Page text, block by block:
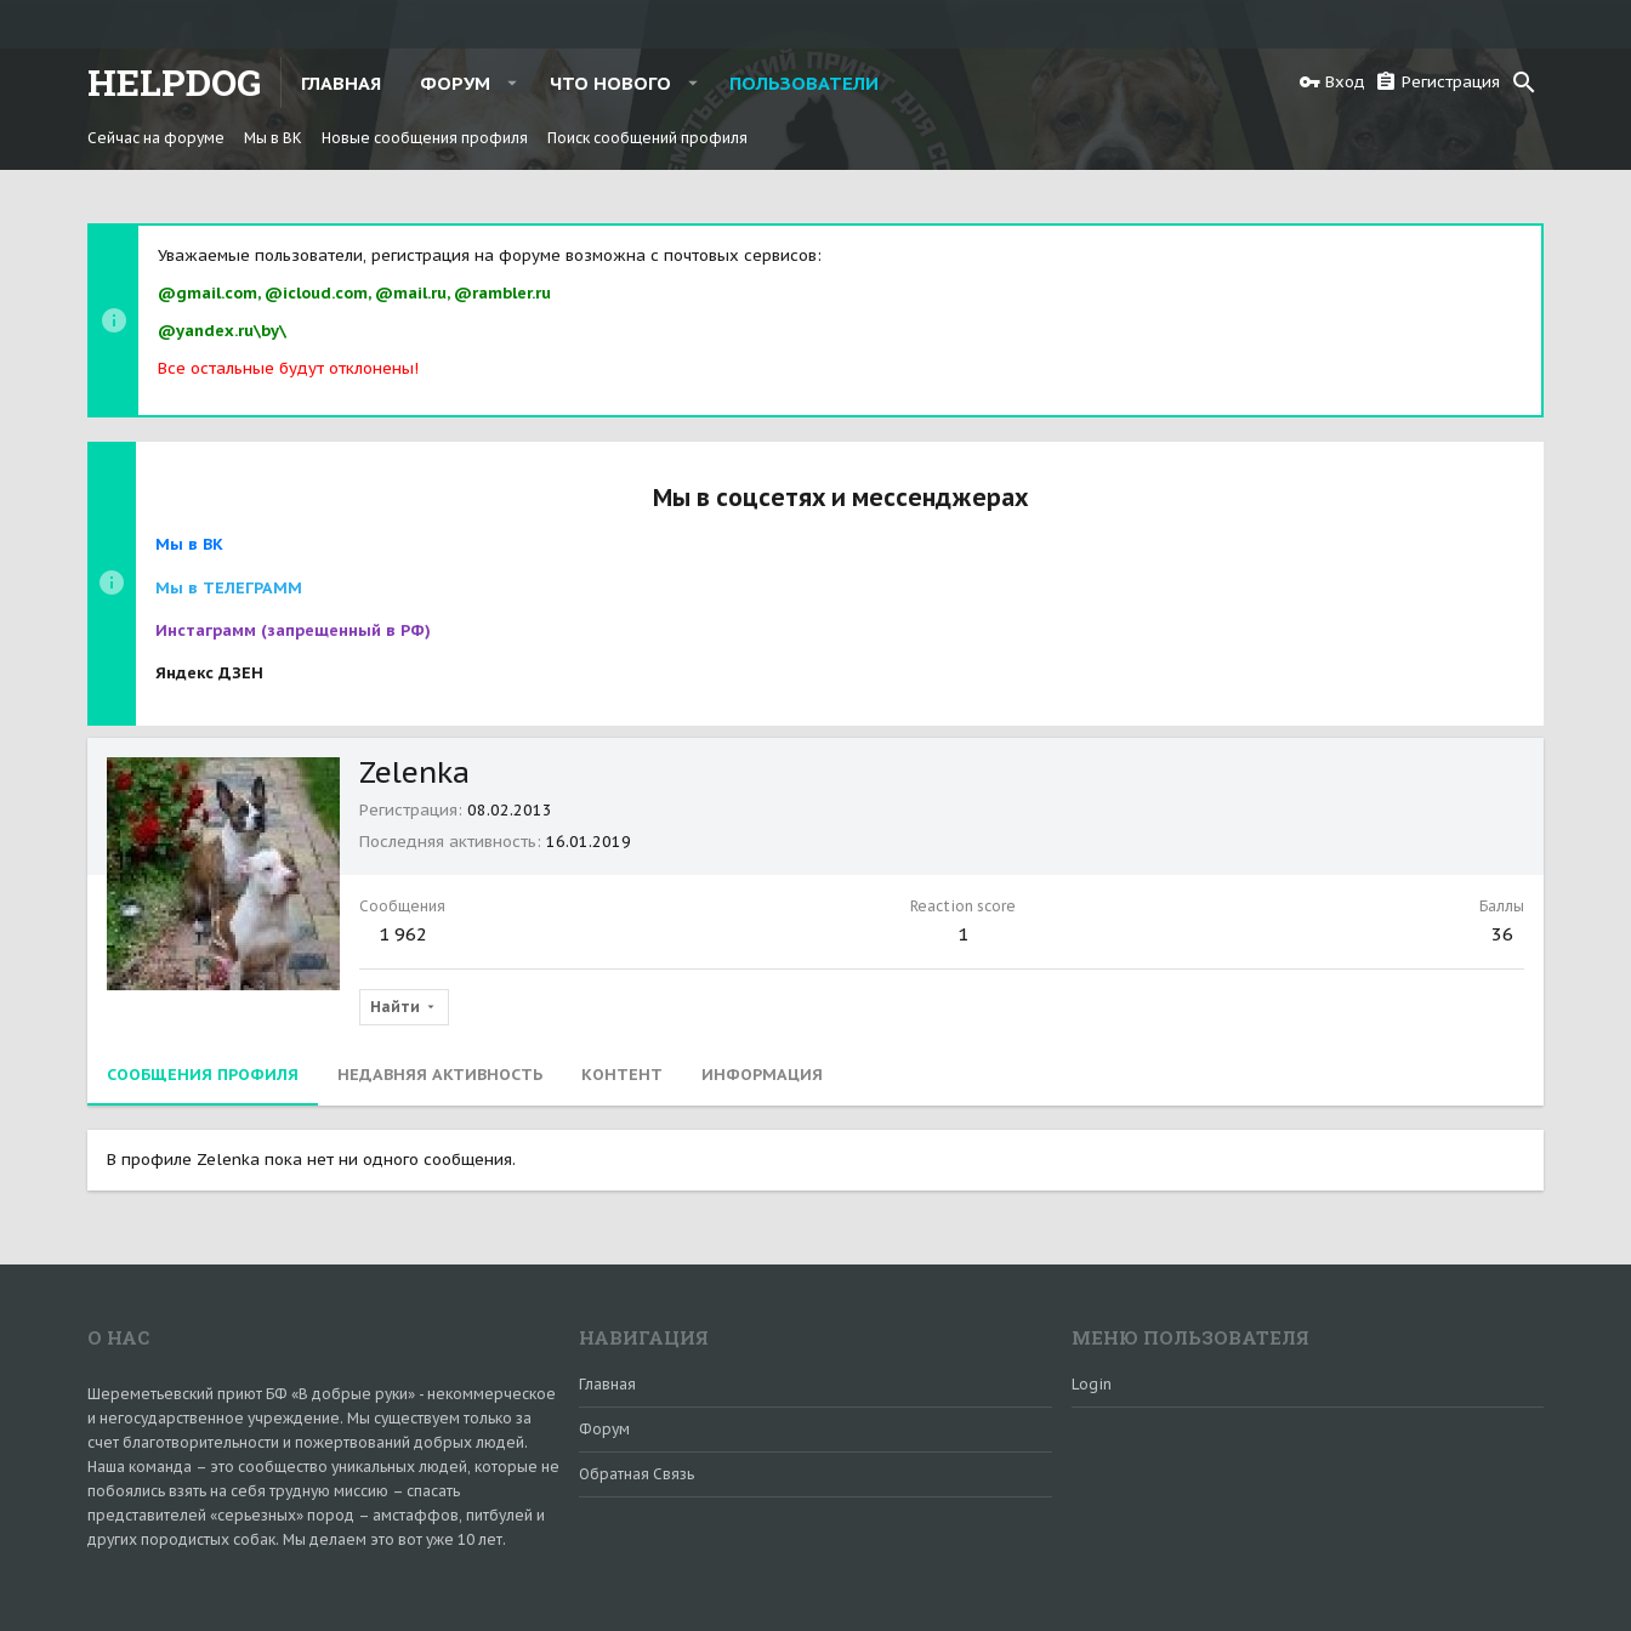
HELPDOG ГЛАВНАЯ ФОРУМ ЧТО НОВОГО ПОЛЬЗОВАТЕЛИ Вход Регистрация
Сейчас на форуме Мы в ВК Новые сообщения профиля Поиск сообщений профиля
Уважаемые пользователи, регистрация на форуме возможна с почтовых сервисов:
@gmail.com, @icloud.com, @mail.ru, @rambler.ru
@yandex.ru\by\
Все остальные будут отклонены!
Мы в соцсетях и мессенджерах
Мы в ВК
Мы в ТЕЛЕГРАММ
Инстаграмм (запрещенный в РФ)
Яндекс ДЗЕН
Zelenka
Регистрация 08.02.2013
Последняя активность 16.01.2019
Сообщения
1 962
Reaction score
1
Баллы
36
Найти
СООБЩЕНИЯ ПРОФИЛЯ НЕДАВНЯЯ АКТИВНОСТЬ КОНТЕНТ ИНФОРМАЦИЯ
В профиле Zelenka пока нет ни одного сообщения.
О НАС
Шереметьевский приют БФ «В добрые руки» - некоммерческое
и негосударственное учреждение. Мы существуем только за
счет благотворительности и пожертвований добрых людей.
Наша команда – это сообщество уникальных людей, которые не
побоялись взять на себя трудную миссию – спасать
представителей «серьезных» пород – амстаффов, питбулей и
других породистых собак. Мы делаем это вот уже 10 лет.
НАВИГАЦИЯ
Главная
Форум
Обратная Связь
МЕНЮ ПОЛЬЗОВАТЕЛЯ
Login